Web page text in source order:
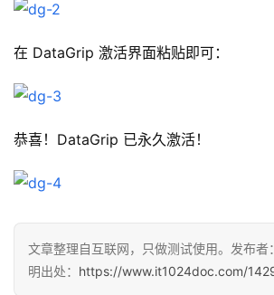
在 DataGrip 激活界面粘贴即可：
恭喜！DataGrip 已永久激活！
文章整理自互联网，只做测试使用。发布者
明出处： https://www.it1024doc.com/